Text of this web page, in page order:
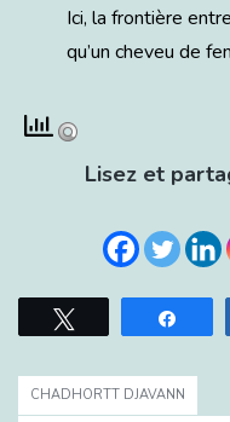
Ici, la frontière
qu’un cheveu de
Lisez et
CHADHORTT DJAVANN